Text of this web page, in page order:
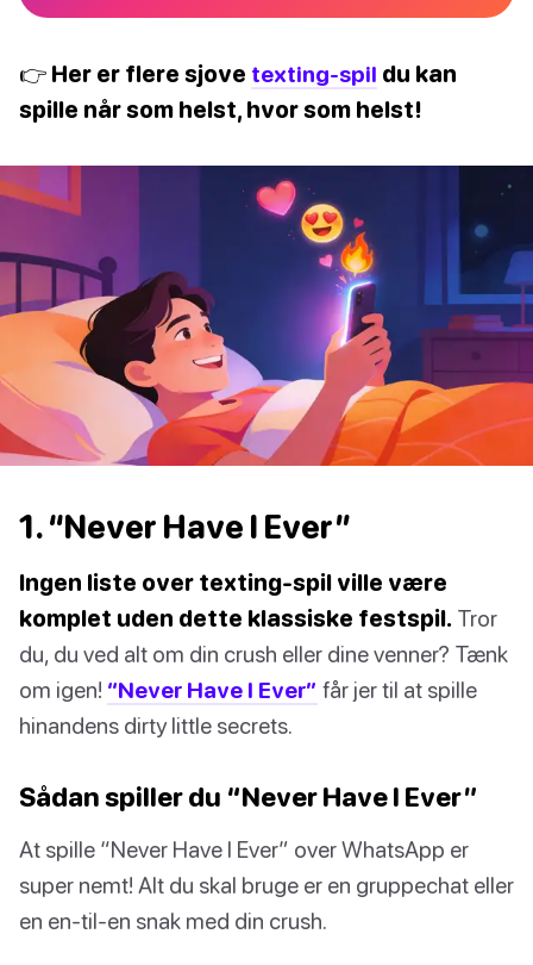
👉 Her er flere sjove texting-spil du kan
spille når som helst, hvor som helst!
1. “Never Have I Ever”
Ingen liste over texting-spil ville være
komplet uden dette klassiske festspil. Tror
du, du ved alt om din crush eller dine venner? Tænk
om igen! “Never Have I Ever” får jer til at spille
hinandens dirty little secrets.
Sådan spiller du “Never Have I Ever”
At spille “Never Have I Ever” over WhatsApp er
super nemt! Alt du skal bruge er en gruppechat eller
en en-til-en snak med din crush.